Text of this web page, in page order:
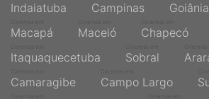
Indaiatuba Campinas Goiânia
Macapá Maceió Chapecó
Itaquaquecetuba Sobral
Camaragibe Campo Largo